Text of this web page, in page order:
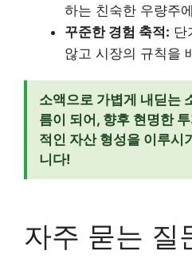
하는 친숙한 우량주
꾸준한 경험 축적: 단
않고 시장의 규칙을
소액으로 가볍게 내딛는
름이 되어, 향후 현명한
적인 자산 형성을 이루시
니다!
자주 묻는 질